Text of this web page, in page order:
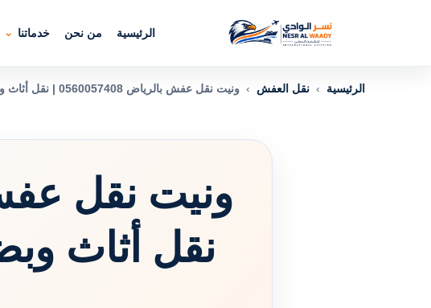
الرئيسية من نحن خدماتنا
الرئيسية › نقل العفش › ونيت نقل عفش بالرياض 0560057408 | نقل أثاث وبضائع ومشاوير داخل وخارج الرياض
نقل أثاث